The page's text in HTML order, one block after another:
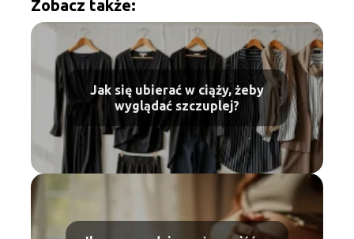
Zobacz także:
Jak się ubierać w ciąży, żeby
wyglądać szczuplej?